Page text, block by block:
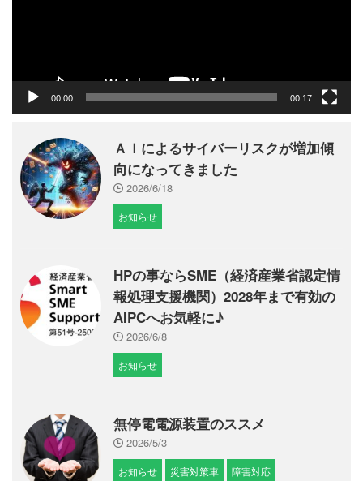
00:00 00:17
ＡＩによるサイバーリスクが増加傾
向になってきました
2026/6/18
お知らせ
HPの事ならSME（経済産業省認定情
報処理支援機関）2028年まで有効の
AIPCへお気軽に♪
2026/6/8
お知らせ
無停電電源装置のススメ
2026/5/3
お知らせ 災害対策車 障害対応